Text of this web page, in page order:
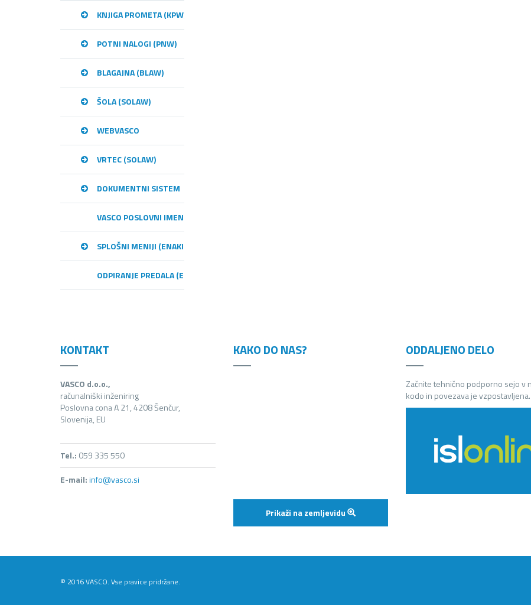
KNJIGA PROMETA (KPW)
POTNI NALOGI (PNW)
BLAGAJNA (BLAW)
ŠOLA (SOLAW)
WEBVASCO
VRTEC (SOLAW)
DOKUMENTNI SISTEM
VASCO POSLOVNI IMENIK – VPI
SPLOŠNI MENIJI (ENAKI MED PROGRAMI)
ODPIRANJE PREDALA (E-RAČUNI)
KONTAKT
VASCO d.o.o.,
računalniški inženiring
Poslovna cona A 21, 4208 Šenčur,
Slovenija, EU
Tel.: 059 335 550
E-mail:info@vasco.si
KAKO DO NAS?
Prikaži na zemljevidu
ODDALJENO DELO
Začnite tehnično podporno sejo v
kodo in povezava je vzpostavljena.
© 2016 VASCO. Vse pravice pridržane.